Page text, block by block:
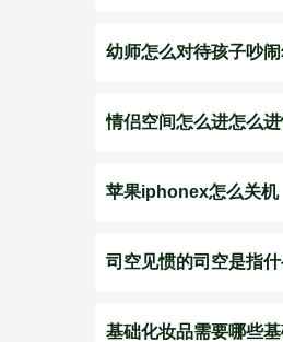
幼师怎么对待孩子吵
情侣空间怎么进怎么
苹果iphonex怎么关机
司空见惯的司空是指
基础化妆品需要哪些